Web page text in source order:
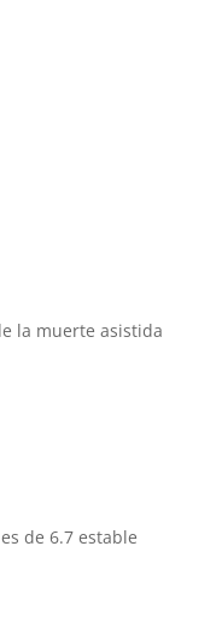
la muerte asistida
de 6.7 estable